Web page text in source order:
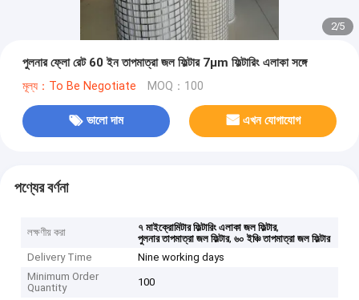
2/5
পুলনার ফ্লো রেট 60 ইন তাপমাত্রা জল ফিল্টার 7μm ফিল্টারিং এলাকা সঙ্গে
মূল্য：To Be Negotiate MOQ：100
ভালো দাম এখন যোগাযোগ
পণ্যের বর্ণনা
লক্ষণীয় করা ৭ মাইক্রোমিটার ফিল্টারিং এলাকা জল ফিল্টার,
পুলনার তাপমাত্রা জল ফিল্টার,৬০ ইঞ্চি তাপমাত্রা জল ফিল্টার
Delivery Time
Nine working days
Minimum Order
Quantity
100